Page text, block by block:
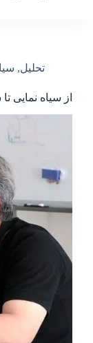
تحلیل,
از سیاه نمایی